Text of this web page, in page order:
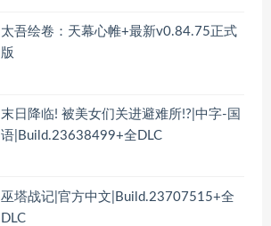
太吾绘卷：天幕心帷+最新v0.84.75正式
版
末日降临! 被美女们关进避难所!?|中字-国
语|Build.23638499+全DLC
巫塔战记|官方中文|Build.23707515+全
DLC